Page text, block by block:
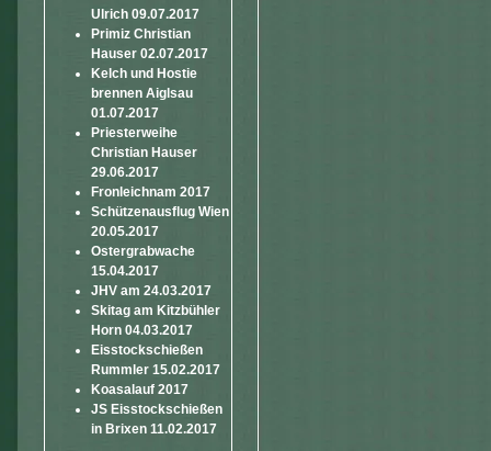
Ulrich 09.07.2017
Primiz Christian
Hauser 02.07.2017
Kelch und Hostie
brennen Aiglsau
01.07.2017
Priesterweihe
Christian Hauser
29.06.2017
Fronleichnam 2017
Schützenausflug Wien
20.05.2017
Ostergrabwache
15.04.2017
JHV am 24.03.2017
Skitag am Kitzbühler
Horn 04.03.2017
Eisstockschießen
Rummler 15.02.2017
Koasalauf 2017
JS Eisstockschießen
in Brixen 11.02.2017